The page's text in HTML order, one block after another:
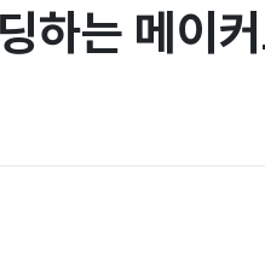
WADIZ 奖励 ↗︎
하는 메이